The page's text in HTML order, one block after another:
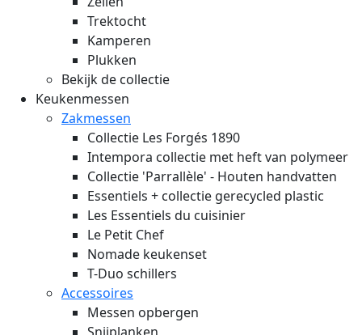
Trektocht
Kamperen
Plukken
Bekijk de collectie
Keukenmessen
Zakmessen
Collectie Les Forgés 1890
Intempora collectie met heft van polymeer
Collectie 'Parrallèle' - Houten handvatten
Essentiels + collectie gerecycled plastic
Les Essentiels du cuisinier
Le Petit Chef
Nomade keukenset
T-Duo schillers
Accessoires
Messen opbergen